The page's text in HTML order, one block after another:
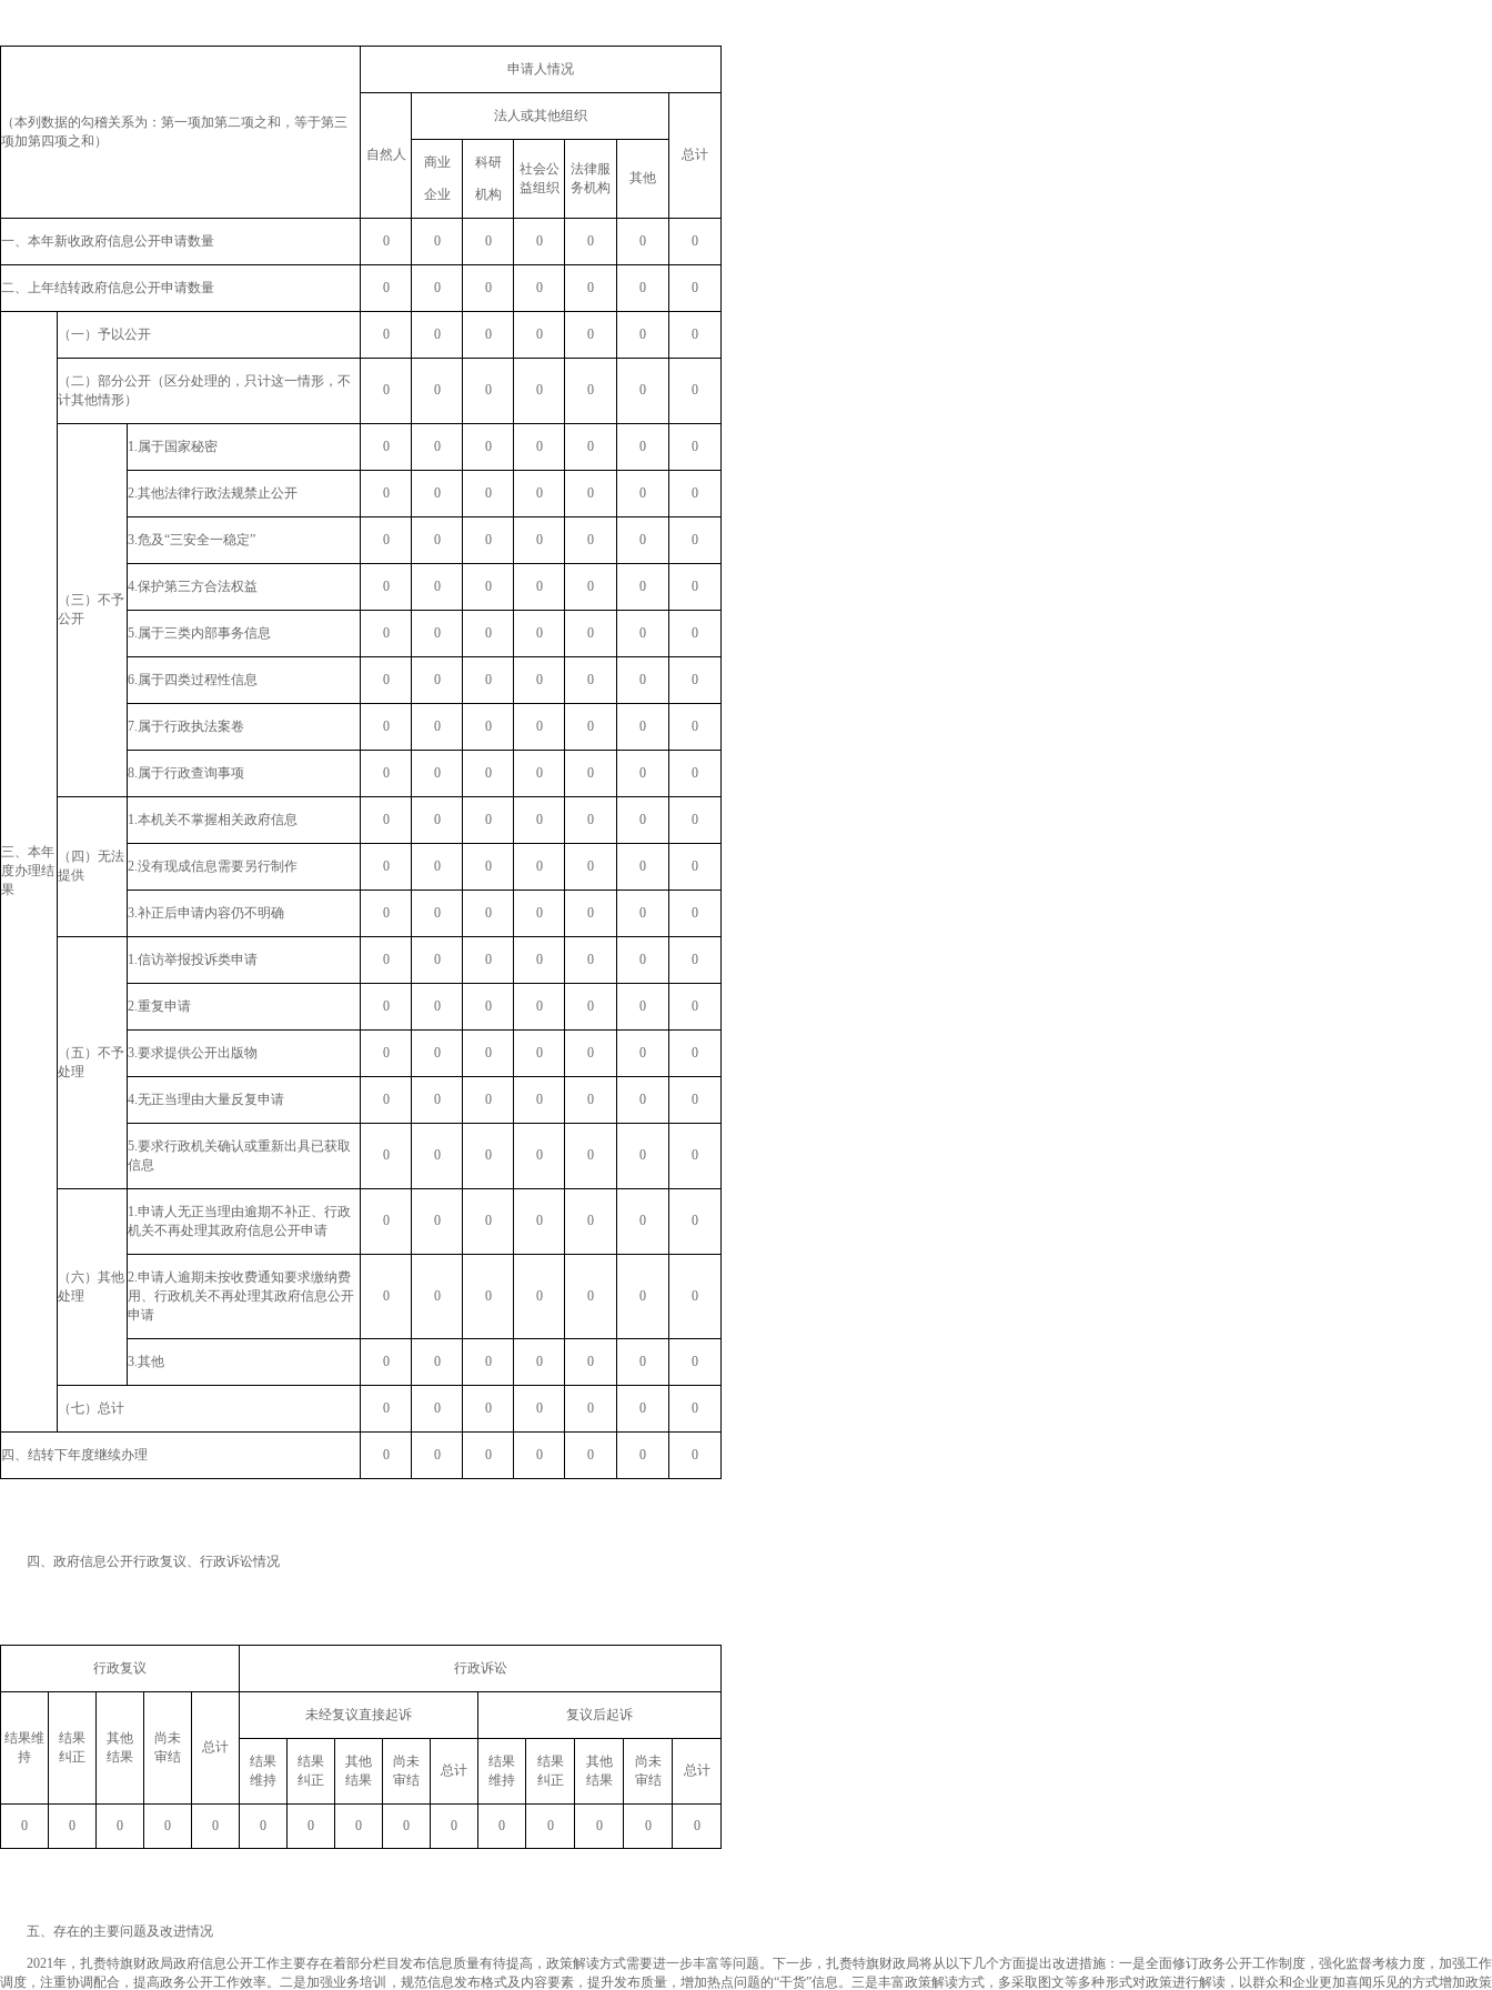
（本列数据的勾稽关系为：第一项加第二项之和，等于第三
项加第四项之和）
申请人情况
自然人
法人或其他组织
总计
商业
企业
科研
机构
社会公
益组织
法律服
务机构
其他
一、本年新收政府信息公开申请数量 0 0 0 0 0 0 0
二、上年结转政府信息公开申请数量 0 0 0 0 0 0 0
三、本年
度办理结
果
（一）予以公开 0 0 0 0 0 0 0
（二）部分公开（区分处理的，只计这一情形，不
计其他情形）
0 0 0 0 0 0 0
（三）不予
公开
1.属于国家秘密 0 0 0 0 0 0 0
2.其他法律行政法规禁止公开 0 0 0 0 0 0 0
3.危及“三安全一稳定” 0 0 0 0 0 0 0
4.保护第三方合法权益 0 0 0 0 0 0 0
5.属于三类内部事务信息 0 0 0 0 0 0 0
6.属于四类过程性信息 0 0 0 0 0 0 0
7.属于行政执法案卷 0 0 0 0 0 0 0
8.属于行政查询事项 0 0 0 0 0 0 0
（四）无法
提供
1.本机关不掌握相关政府信息 0 0 0 0 0 0 0
2.没有现成信息需要另行制作 0 0 0 0 0 0 0
3.补正后申请内容仍不明确 0 0 0 0 0 0 0
（五）不予
处理
1.信访举报投诉类申请 0 0 0 0 0 0 0
2.重复申请 0 0 0 0 0 0 0
3.要求提供公开出版物 0 0 0 0 0 0 0
4.无正当理由大量反复申请 0 0 0 0 0 0 0
5.要求行政机关确认或重新出具已获取
信息
0 0 0 0 0 0 0
（六）其他
处理
1.申请人无正当理由逾期不补正、行政
机关不再处理其政府信息公开申请
0 0 0 0 0 0 0
2.申请人逾期未按收费通知要求缴纳费
用、行政机关不再处理其政府信息公开
申请
0 0 0 0 0 0 0
3.其他 0 0 0 0 0 0 0
（七）总计 0 0 0 0 0 0 0
四、结转下年度继续办理 0 0 0 0 0 0 0
四、政府信息公开行政复议、行政诉讼情况
行政复议 行政诉讼
结果维
持
结果
纠正
其他
结果
尚未
审结
总计
未经复议直接起诉 复议后起诉
结果
维持
结果
纠正
其他
结果
尚未
审结
总计
结果
维持
结果
纠正
其他
结果
尚未
审结
总计
0 0 0 0 0 0 0 0 0 0 0 0 0 0 0
五、存在的主要问题及改进情况
2021年，扎赉特旗财政局政府信息公开工作主要存在着部分栏目发布信息质量有待提高，政策解读方式需要进一步丰富等问题。下一步，扎赉特旗财政局将从以下几个方面提出改进措施：一是全面修订政务公开工作制度，强化监督考核力度，加强工作
调度，注重协调配合，提高政务公开工作效率。二是加强业务培训，规范信息发布格式及内容要素，提升发布质量，增加热点问题的“干货”信息。三是丰富政策解读方式，多采取图文等多种形式对政策进行解读，以群众和企业更加喜闻乐见的方式增加政策